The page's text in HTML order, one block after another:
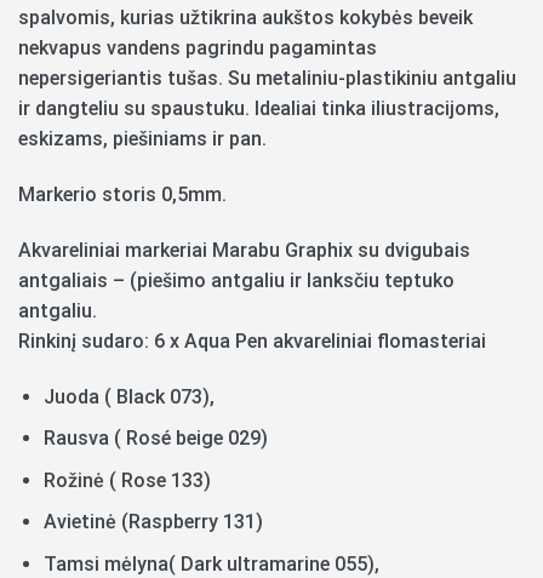
spalvomis, kurias užtikrina aukštos kokybės beveik
nekvapus vandens pagrindu pagamintas
nepersigeriantis tušas. Su metaliniu-plastikiniu antgaliu
ir dangteliu su spaustuku. Idealiai tinka iliustracijoms,
eskizams, piešiniams ir pan.
Markerio storis 0,5mm.
Akvareliniai markeriai Marabu Graphix su dvigubais
antgaliais – (piešimo antgaliu ir lanksčiu teptuko
antgaliu.
Rinkinį sudaro: 6 x Aqua Pen akvareliniai flomasteriai
Juoda ( Black 073),
Rausva ( Rosé beige 029)
Rožinė ( Rose 133)
Avietinė (Raspberry 131)
Tamsi mėlyna( Dark ultramarine 055),